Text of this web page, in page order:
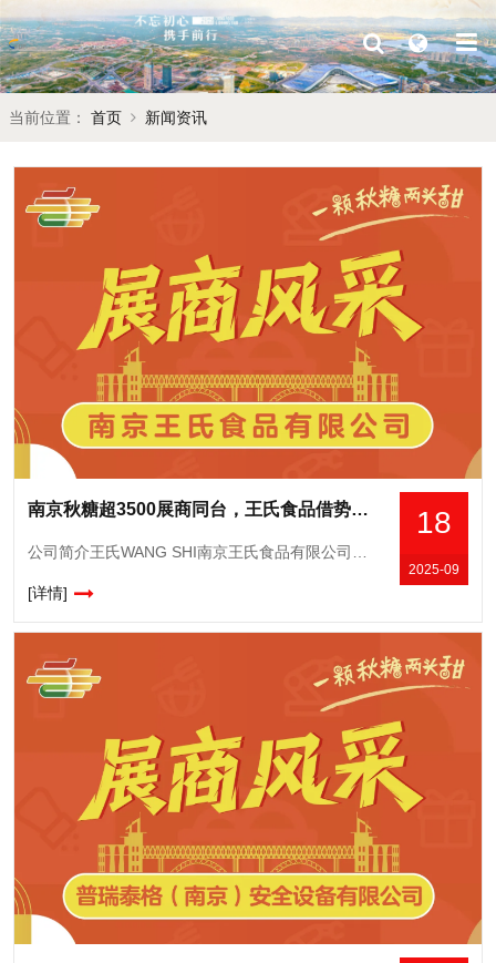
当前位置： 首页 新闻资讯
18
2025-09
南京秋糖超3500展商同台，王氏食品借势抢占长三角消费市场
[详情]